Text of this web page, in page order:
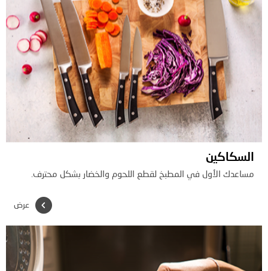
السكاكين
مساعدك الأول في المطبخ لقطع اللحوم والخضار بشكل محترف.
عرض